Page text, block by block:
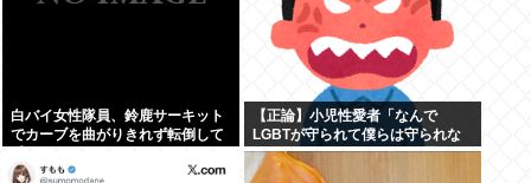
白バイ女性隊員、鈴鹿サーキット
でカーブを曲がりきれず転倒して
【正論】小児性愛者「なんで
LGBTが守られて僕らは守られな
いんだああああ」←いや犯罪だか
らやん